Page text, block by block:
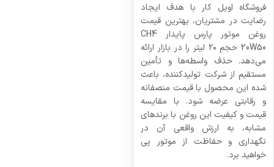
فروشگاه اویل کار با هدف ایجاد
رضایت در مشتریان، بهترین قیمت
روغن موتور پارس پایدار CH4
20W50 حجم ۲۰ لیتر را در بازار ارائه
می‌دهد. حذف واسطه‌ها و تأمین
مستقیم از شرکت تولیدکننده، باعث
شده این محصول با قیمت منصفانه
و رقابتی عرضه شود. با مقایسه
قیمت و کیفیت این روغن با برندهای
مشابه، به ارزش واقعی آن در
نگهداری و حفاظت از موتور پی
خواهید برد.